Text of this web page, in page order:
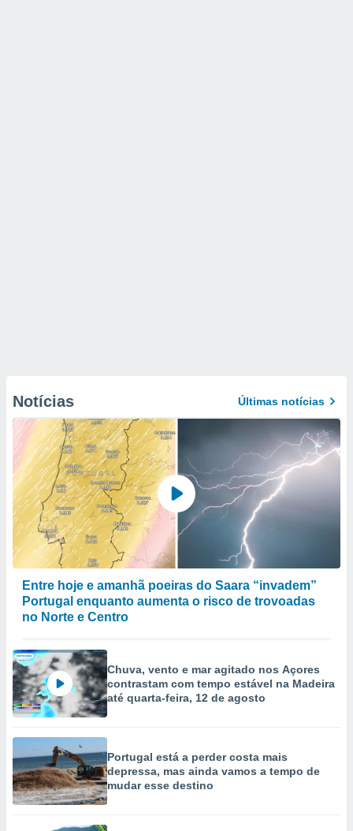
Notícias Últimas notícias
Entre hoje e amanhã poeiras do Saara “invadem”
Portugal enquanto aumenta o risco de trovoadas
no Norte e Centro
Chuva, vento e mar agitado nos Açores
contrastam com tempo estável na Madeira
até quarta-feira, 12 de agosto
Portugal está a perder costa mais
depressa, mas ainda vamos a tempo de
mudar esse destino